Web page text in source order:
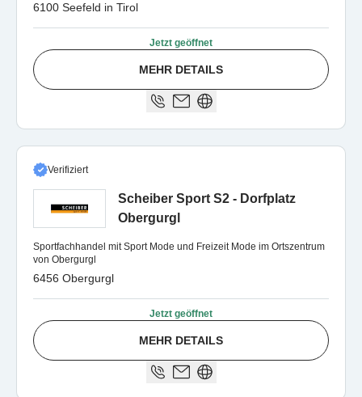
6100 Seefeld in Tirol
Jetzt geöffnet
MEHR DETAILS
Verifiziert
Scheiber Sport S2 - Dorfplatz
Obergurgl
Sportfachhandel mit Sport Mode und Freizeit Mode im Ortszentrum
von Obergurgl
6456 Obergurgl
Jetzt geöffnet
MEHR DETAILS